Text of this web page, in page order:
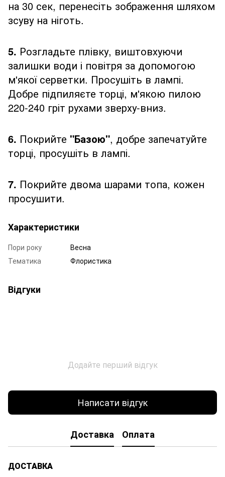
на 30 сек, перенесіть зображення шляхом
зсуву на ніготь.
5. Розгладьте плівку, виштовхуючи
залишки води і повітря за допомогою
м'якої серветки. Просушіть в лампі.
Добре підпиляєте торці, м'якою пилою
220-240 гріт рухами зверху-вниз.
6. Покрийте "Базою", добре запечатуйте
торці, просушіть в лампі.
7. Покрийте двома шарами топа, кожен
просушити.
Характеристики
Пори року
Весна
Тематика
Флористика
Відгуки
Додайте перший відгук
Написати відгук
Доставка Оплата
ДОСТАВКА